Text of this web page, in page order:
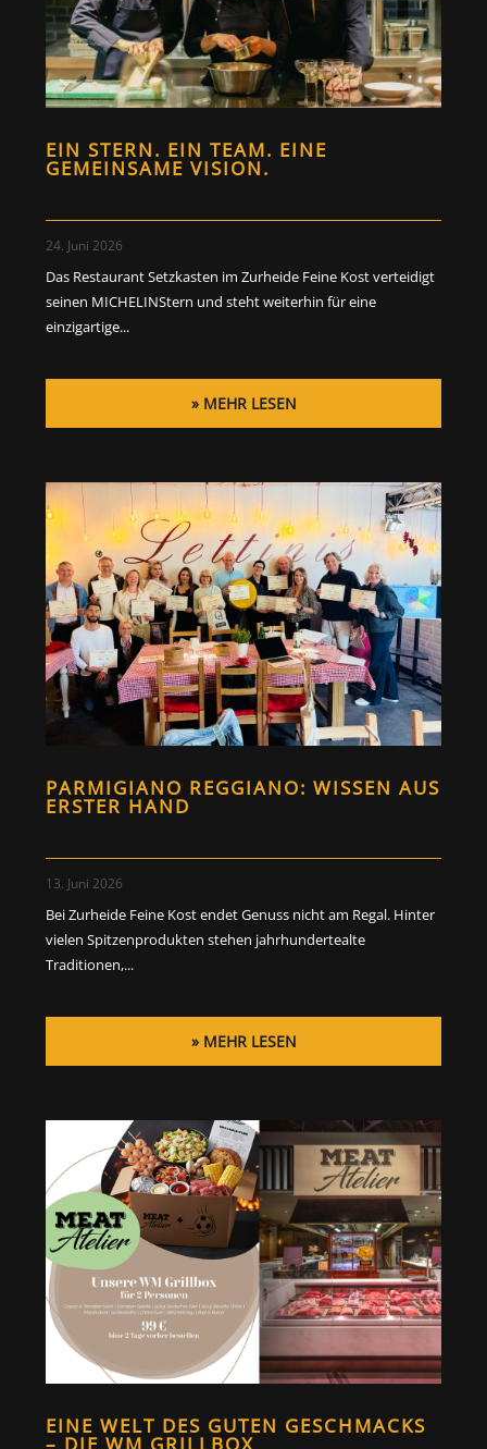
EIN STERN. EIN TEAM. EINE
GEMEINSAME VISION.
24. Juni 2026
Das Restaurant Setzkasten im Zurheide Feine Kost verteidigt
seinen MICHELINStern und steht weiterhin für eine
einzigartige...
MEHR LESEN
PARMIGIANO REGGIANO: WISSEN AUS
ERSTER HAND
13. Juni 2026
Bei Zurheide Feine Kost endet Genuss nicht am Regal. Hinter
vielen Spitzenprodukten stehen jahrhundertealte
Traditionen,...
MEHR LESEN
EINE WELT DES GUTEN GESCHMACKS